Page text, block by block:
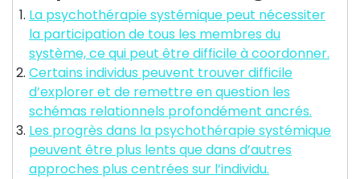
La psychothérapie systémique peut nécessiter
la participation de tous les membres du
système, ce qui peut être difficile à coordonner.
Certains individus peuvent trouver difficile
d’explorer et de remettre en question les
schémas relationnels profondément ancrés.
Les progrès dans la psychothérapie systémique
peuvent être plus lents que dans d’autres
approches plus centrées sur l’individu.